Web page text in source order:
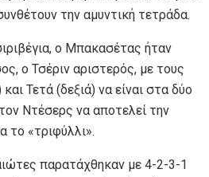
την αμυντική τετράδα.
ο Μπακασέτας ήταν
ο Τσέριν αριστερός, με τους
Τετά (δεξιά) να είναι στα δύο
Ντέσερς να αποτελεί την
το «τριφύλλι».
παρατάχθηκαν με 4-2-3-1